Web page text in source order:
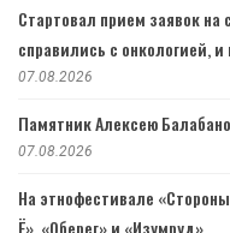
Стартовал прием заявок
справились с онкологией, и
07.08.2026
Памятник Алексею
07.08.2026
На этнофестивале
Ё», «Оберег» и «Изумруд»